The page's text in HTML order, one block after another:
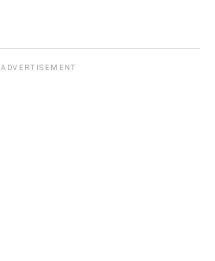
ADVERTISEMENT